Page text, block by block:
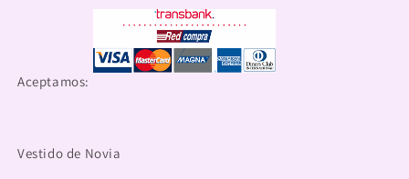
Aceptamos:
Vestido de Novia